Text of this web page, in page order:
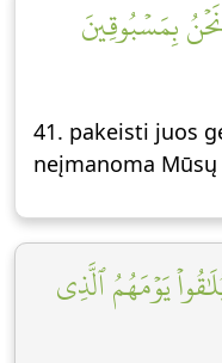
بِمَسۡبُوقِينَ
41. pakeisti juos
neįmanoma
يَوۡمَهُمُ ٱلَّذِي